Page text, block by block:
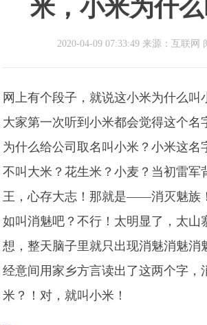
米，小米为什
2020-04-09 07:33:49 来源：互联网
网上有个段子，就说这小米为什么叫
大家第一次听到小米都会觉得这个名
为什么给公司取名叫小米？小米这名
不叫大米？花生米？小麦？当初雷军
王，心存大志！那就是——消灭魅族
如叫消魅吧？不行！太明显了，太山
想，整天脑子里就只出现消魅消魅消
经意间用家乡方言读出了这两个字，
米？！对，就叫小米！